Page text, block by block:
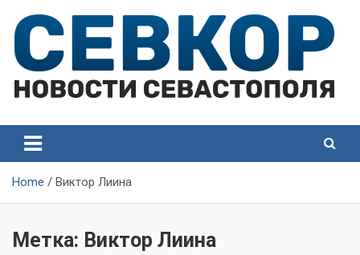
content
Севастополя
Севастополя
Home Виктор Лиина
Метка: Виктор Лиина